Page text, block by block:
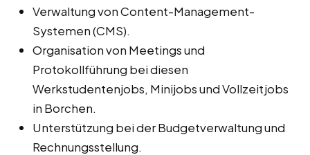
Verwaltung von Content-Management-
Systemen (CMS).
Organisation von Meetings und
Protokollführung bei diesen
Werkstudentenjobs, Minijobs und Vollzeitjobs
in Borchen.
Unterstützung bei der Budgetverwaltung und
Rechnungsstellung.